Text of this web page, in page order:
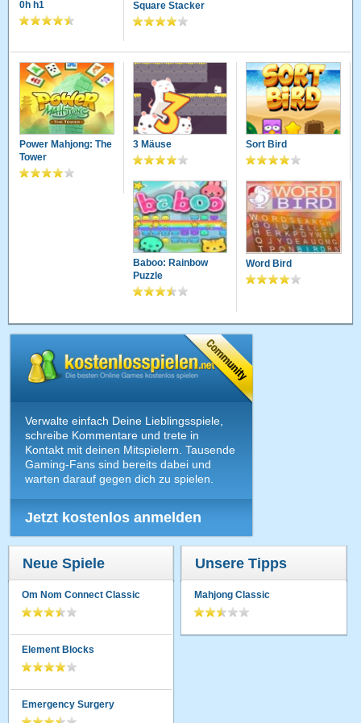
0h h1 Square Stacker
Power Mahjong: The
Tower
3 Mäuse Sort Bird
Baboo: Rainbow
Puzzle
Word Bird
Verwalte einfach Deine Lieblingsspiele,
schreibe Kommentare und trete in
Kontakt mit deinen Mitspielern. Tausende
Gaming-Fans sind bereits dabei und
warten darauf gegen dich zu spielen.
Jetzt kostenlos anmelden
Neue Spiele
Om Nom Connect Classic
Element Blocks
Emergency Surgery
Unsere Tipps
Mahjong Classic